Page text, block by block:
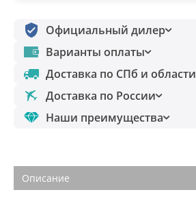
Официальный дилер
Варианты оплаты
Доставка по СПб и области
Доставка по России
Наши преимущества
Описание